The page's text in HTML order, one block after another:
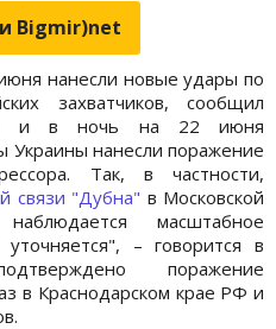
Bigmir)net
нанесли новые удары по
захватчиков, сообщил
и в ночь на 22 июня
Украины нанесли поражение
Так, в частности,
связи "Дубна" в Московской
масштабное
– говорится в
поражение
в Краснодарском крае РФ и